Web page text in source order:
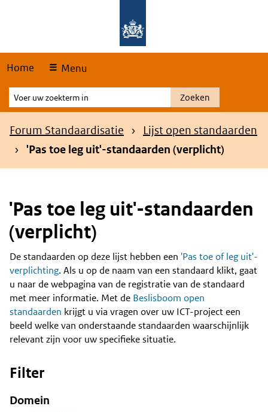
Home Menu
Voer
uw
zoekterm
Zoeken
Kruimelpad
Forum Standaardisatie
Lijst open standaarden
'Pas toe leg uit'-standaarden (verplicht)
'Pas toe leg uit'-standaarden
(verplicht)
Content
De standaarden op deze lijst hebben een 'Pas toe of leg uit'-
verplichting. Als u op de naam van een standaard klikt, gaat
u naar de webpagina van de registratie van de standaard
met meer informatie. Met de Beslisboom open
standaarden krijgt u via vragen over uw ICT-project een
beeld welke van onderstaande standaarden waarschijnlijk
relevant zijn voor uw specifieke situatie.
Filter
Domein